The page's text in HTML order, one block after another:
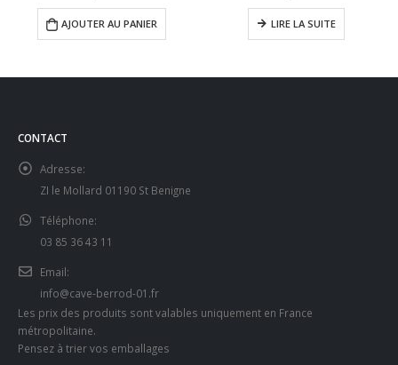
AJOUTER AU PANIER LIRE LA SUITE
CONTACT
Adresse:
ZI le Mollard 01190 St Benigne
Téléphone:
03 85 36 43 11
Email:
info@cave-berrod-01.fr
Les prix des produits sont valables uniquement en France
métropolitaine.
Pensez à trier vos emballages